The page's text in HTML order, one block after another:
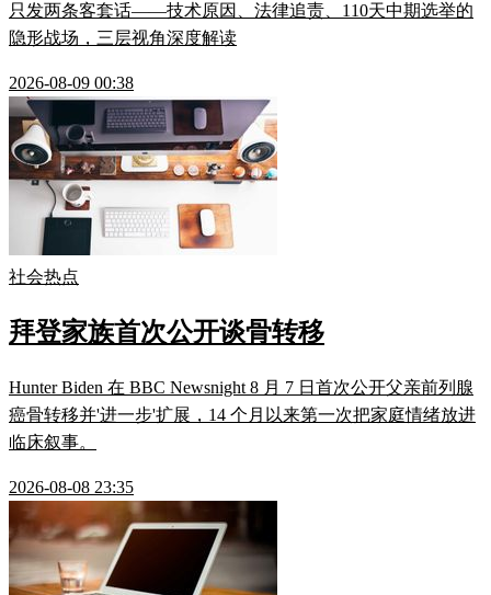
只发两条客套话——技术原因、法律追责、110天中期选举的
隐形战场，三层视角深度解读
2026-08-09 00:38
社会热点
拜登家族首次公开谈骨转移
Hunter Biden 在 BBC Newsnight 8 月 7 日首次公开父亲前列腺
癌骨转移并'进一步'扩展，14 个月以来第一次把家庭情绪放进
临床叙事。
2026-08-08 23:35